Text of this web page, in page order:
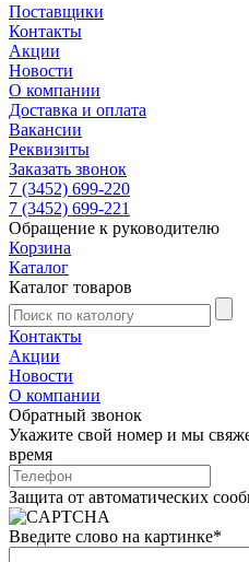
Поставщики
Контакты
Акции
Новости
О компании
Доставка и оплата
Вакансии
Реквизиты
Заказать звонок
7 (3452) 699-220
7 (3452) 699-221
Обращение к руководителю
Корзина
Каталог
Каталог товаров
Контакты
Акции
Новости
О компании
Обратный звонок
Укажите свой номер и мы
время
Защита от автоматических
Введите слово на картинке*